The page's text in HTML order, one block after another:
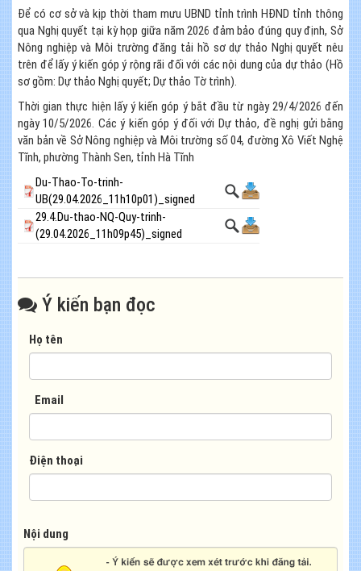
Để có cơ sở và kịp thời tham mưu UBND tỉnh trình HĐND tỉnh thông
qua Nghị quyết tại kỳ họp giữa năm 2026 đảm bảo đúng quy định, Sở
Nông nghiệp và Môi trường đăng tải hồ sơ dự thảo Nghị quyết nêu
trên để lấy ý kiến góp ý rộng rãi đối với các nội dung của dự thảo (Hồ
sơ gồm: Dự thảo Nghị quyết; Dự thảo Tờ trình).
Thời gian thực hiện lấy ý kiến góp ý bắt đầu từ ngày 29/4/2026 đến
ngày 10/5/2026. Các ý kiến góp ý đối với Dự thảo, đề nghị gửi bằng
văn bản về Sở Nông nghiệp và Môi trường số 04, đường Xô Viết Nghệ
Tĩnh, phường Thành Sen, tỉnh Hà Tĩnh
Du-Thao-To-trinh-
UB(29.04.2026_11h10p01)_signed
29.4.Du-thao-NQ-Quy-trinh-
(29.04.2026_11h09p45)_signed
Ý kiến bạn đọc
Họ tên
Email
Điện thoại
Nội dung